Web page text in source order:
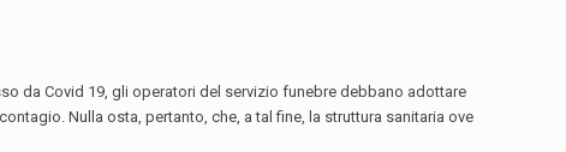
da Covid 19, gli operatori del servizio funebre debbano adottare
Nulla osta, pertanto, che, a tal fine, la struttura sanitaria ove